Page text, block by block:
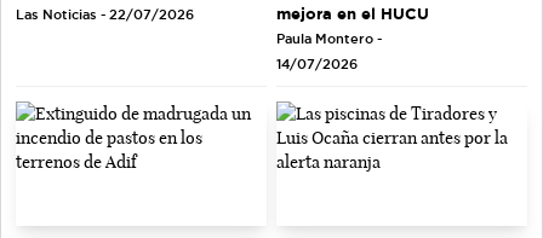
Las Noticias - 22/07/2026
mejora en el HUCU
Paula Montero -
14/07/2026